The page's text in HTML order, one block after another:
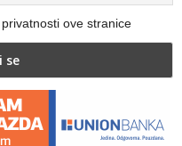
ove stranice